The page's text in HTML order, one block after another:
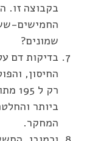
בקבוצה זו.
החמישים-
שמונים?
בדיקות דם
החיסון,
רק
ביותר
המחקר.